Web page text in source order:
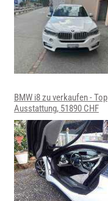
BMW i8 zu verkaufen - Top
Ausstattung, 51890 CHF